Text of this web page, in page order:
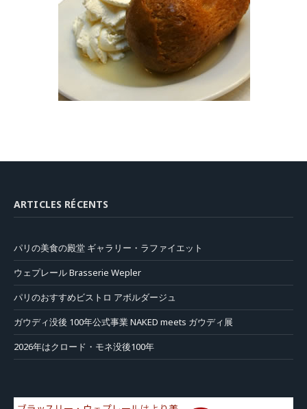
ARTICLES RÉCENTS
パリの美食の殿堂 ギャラリー・ラファイエット
ウェプレール Brasserie Wepler
パリのおすすめビストロ アボルダージュ
ガウディ没後 100年公式事業 NAKED meets ガウディ展
2026年はクロード・モネ没後100年